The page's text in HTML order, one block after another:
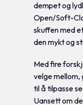
dempet og
Open/Soft-
skuffen med
den mykt og
Med fire
velge
til å tilpasse
Uansett om